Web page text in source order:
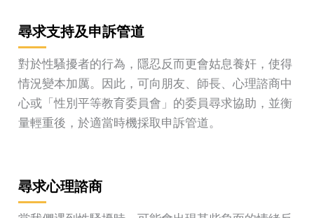
尋求支持及申訴管道
對於性騷擾者的行為，隱忍反而更會姑息養奸，使得
情況變本加厲。因此，可向朋友、師長、心理諮商中
心或「性別平等教育委員會」的委員尋求協助，並衡
量輕重後，於適當時機採取申訴管道。
尋求心理諮商